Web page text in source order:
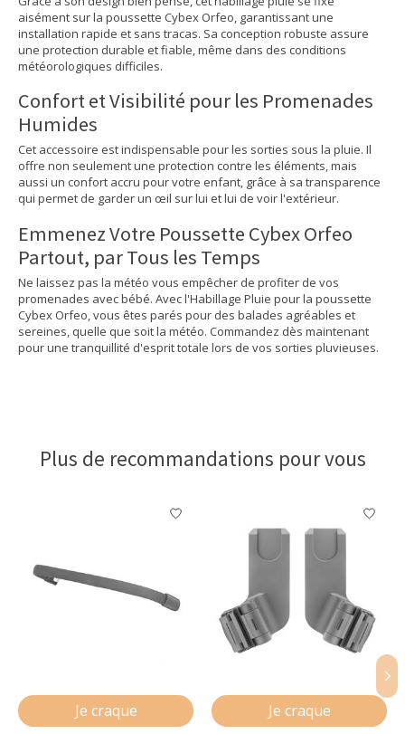
aisément sur la poussette Cybex Orfeo, garantissant une
installation rapide et sans tracas. Sa conception robuste assure
une protection durable et fiable, même dans des conditions
météorologiques difficiles.
Confort et Visibilité pour les Promenades
Humides
Cet accessoire est indispensable pour les sorties sous la pluie. Il
offre non seulement une protection contre les éléments, mais
aussi un confort accru pour votre enfant, grâce à sa transparence
qui permet de garder un œil sur lui et lui de voir l'extérieur.
Emmenez Votre Poussette Cybex Orfeo
Partout, par Tous les Temps
Ne laissez pas la météo vous empêcher de profiter de vos
promenades avec bébé. Avec l'Habillage Pluie pour la poussette
Cybex Orfeo, vous êtes parés pour des balades agréables et
sereines, quelle que soit la météo. Commandez dès maintenant
pour une tranquillité d'esprit totale lors de vos sorties pluvieuses.
Plus de recommandations pour vous
Articles du carrousel de produits
Je craque
Je craque